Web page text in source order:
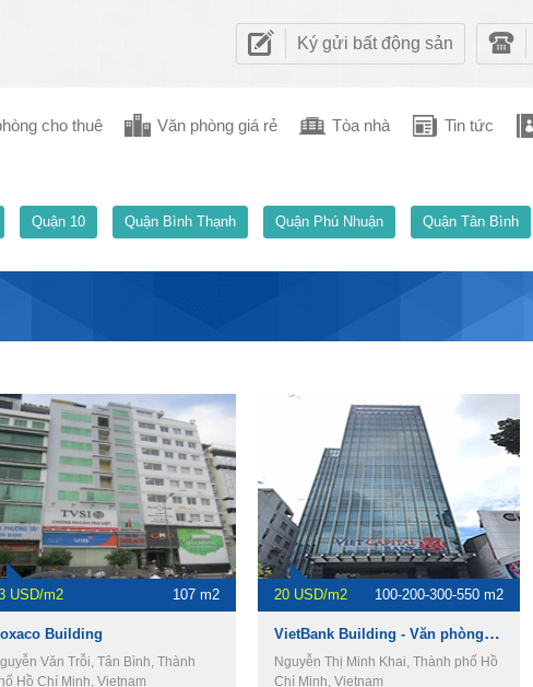
Ký gửi bất động sản
cho thuê Văn phòng giá rẻ Tòa nhà Tin tức
Quận 10 Quận Bình Thạnh Quận Phú Nhuận Quận Tân Bình
USD/m2 107 m2
Building
Văn Trỗi, Tân Bình, Thành
Hồ Chí Minh, Vietnam
20 USD/m2 100-200-300-550 m2
VietBank Building - Văn phòng cho thuê Quận 3
Nguyễn Thị Minh Khai, Thành phố Hồ
Chí Minh, Vietnam